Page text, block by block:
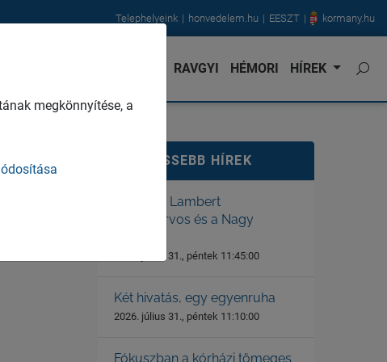
Telephelyeink honvedelem.hu EESZT kormany.hu
RAVGYI HÉMORI HÍREK
LEGFRISSEBB HÍREK
Dr. Gerstl Lambert
főtörzsorvos és a Nagy
2026. július 31., péntek 11:45:00
Két hivatás, egy egyenruha
2026. július 31., péntek 11:10:00
Fókuszban a kórházi tömeges
megkönnyítése, a